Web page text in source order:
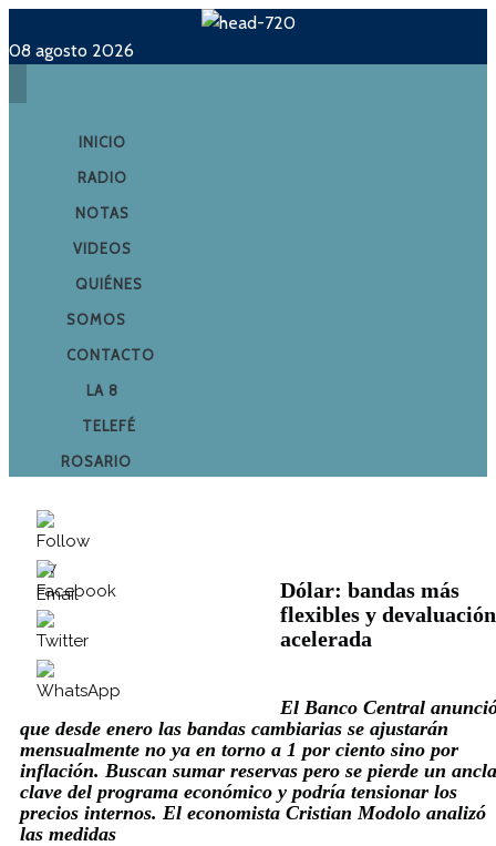
08 agosto 2026
INICIO
RADIO
NOTAS
VIDEOS
QUIÉNES
SOMOS
CONTACTO
LA 8
TELEFÉ
ROSARIO
Dólar: bandas más
flexibles y devaluación
acelerada
El Banco Central
que desde enero las bandas cambiarias se ajustarán
mensualmente no ya en torno a 1 por ciento sino por
inflación. Buscan sumar reservas pero se pierde un ancla
clave del programa económico y podría tensionar los
precios internos. El economista Cristian Modolo analizó
las medidas